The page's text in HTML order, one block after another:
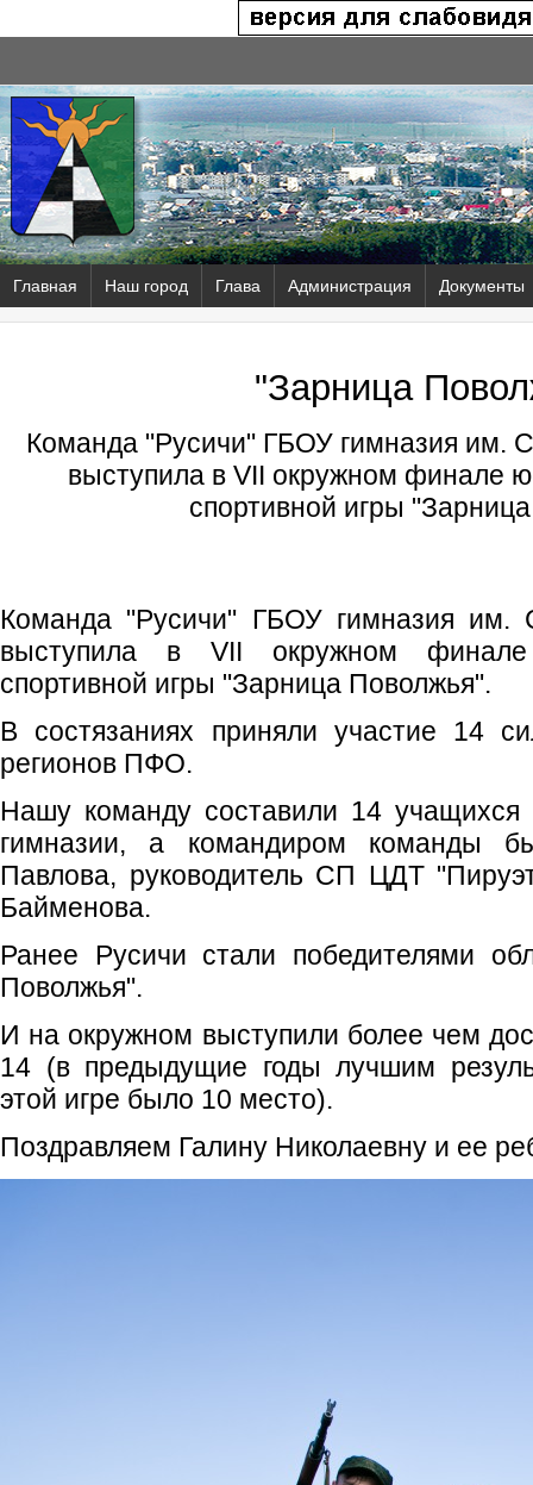
Главная Наш город Глава Администрация Документы
"Зарница
Команда "Русичи" ГБОУ гимназия им.
выступила в VII окружном финале
спортивной игры
Команда "Русичи" ГБОУ гимназия им.
выступила в VII окружном
спортивной игры "Зарница Поволжья".
В состязаниях приняли участие 14
регионов ПФО.
Нашу команду составили 14 учащихся
гимназии, а командиром команды
Павлова, руководитель СП ЦДТ
Байменова.
Ранее Русичи стали победителями
Поволжья".
И на окружном выступили более чем
14 (в предыдущие годы лучшим
этой игре было 10 место).
Поздравляем Галину Николаевну и ее